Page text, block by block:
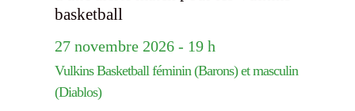
27 novembre 2026 - 19 h
Vulkins Basketball féminin (Barons) et masculin
(Diablos)